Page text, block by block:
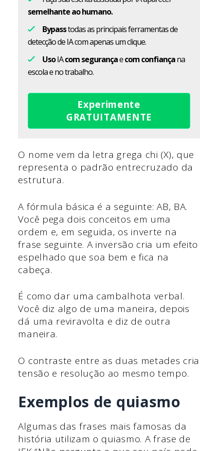
semelhante ao humano.
Bypasstodas as principais ferramentas de
detecção de IA com apenas um clique.
UsoIAcom segurançaecom confiançana
escola e no trabalho.
Experimente
GRATUITAMENTE
O nome vem da letra grega chi (X), que
representa o padrão entrecruzado da
estrutura.
A fórmula básica é a seguinte: AB, BA.
Você pega dois conceitos em uma
ordem e, em seguida, os inverte na
frase seguinte. A inversão cria um efeito
espelhado que soa bem e fica na
cabeça.
É como dar uma cambalhota verbal.
Você diz algo de uma maneira, depois
dá uma reviravolta e diz de outra
maneira.
O contraste entre as duas metades cria
tensão e resolução ao mesmo tempo.
Exemplos de quiasmo
Algumas das frases mais famosas da
história utilizam o quiasmo. A frase de